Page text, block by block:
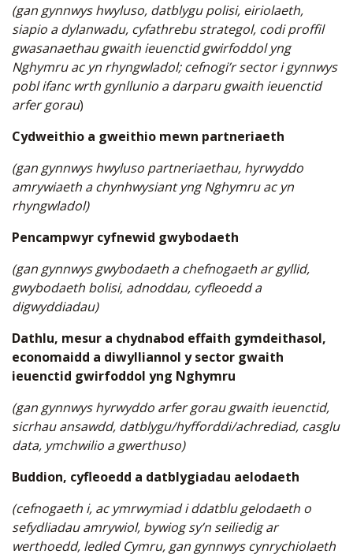
(gan gynnwys hwyluso, datblygu polisi, eiriolaeth,
siapio a dylanwadu, cyfathrebu strategol, codi proffil
gwasanaethau gwaith ieuenctid gwirfoddol yng
Nghymru ac yn rhyngwladol; cefnogi’r sector i gynnwys
pobl ifanc wrth gynllunio a darparu gwaith ieuenctid
arfer gorau)
Cydweithio a gweithio mewn partneriaeth
(gan gynnwys hwyluso partneriaethau, hyrwyddo
amrywiaeth a chynhwysiant yng Nghymru ac yn
rhyngwladol)
Pencampwyr cyfnewid gwybodaeth
(gan gynnwys gwybodaeth a chefnogaeth ar gyllid,
gwybodaeth bolisi, adnoddau, cyfleoedd a
digwyddiadau)
Dathlu, mesur a chydnabod effaith gymdeithasol,
economaidd a diwylliannol y sector gwaith
ieuenctid gwirfoddol yng Nghymru
(gan gynnwys hyrwyddo arfer gorau gwaith ieuenctid,
sicrhau ansawdd, datblygu/hyfforddi/achrediad, casglu
data, ymchwilio a gwerthuso)
Buddion, cyfleoedd a datblygiadau aelodaeth
(cefnogaeth i, ac ymrwymiad i ddatblu gelodaeth o
sefydliadau amrywiol, bywiog sy’n seiliedig ar
werthoedd, ledled Cymru, gan gynnwys cynrychiolaeth